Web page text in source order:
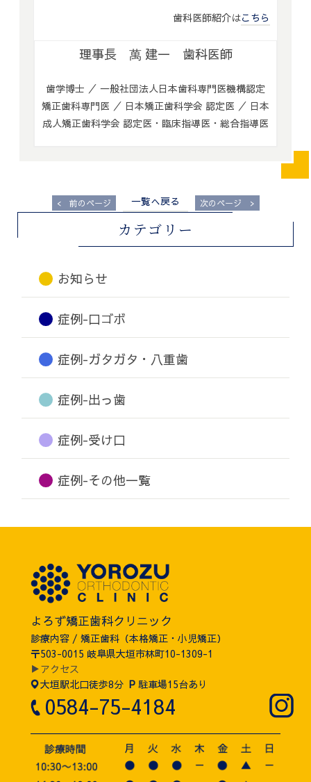
カテゴリー
お知らせ
症例-口ゴボ
症例-ガタガタ・八重歯
症例-出っ歯
症例-受け口
症例-その他一覧
歯科医師紹介はこちら
理事長 萬 建一 歯科医師
歯学博士 ／ 一般社団法人日本歯科専門医機構認定
矯正歯科専門医 ／ 日本矯正歯科学会 認定医 ／ 日本
成人矯正歯科学会 認定医・臨床指導医・総合指導医
<前のページ 一覧へ戻る 次のページ >
よろず矯正歯科クリニック
診療内容 / 矯正歯科（本格矯正・小児矯正）
〒503-0015 岐阜県大垣市林町10-1309-1
▶アクセス
大垣駅北口徒歩8分 P 駐車場15台あり
0584-75-4184